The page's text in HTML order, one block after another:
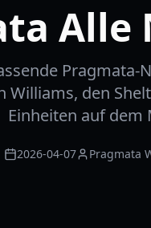
Alle
Pragmata-
Williams, den
Einheiten auf dem
2026-04-07 Pragmata